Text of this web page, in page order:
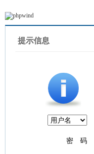
提示信息
密 码